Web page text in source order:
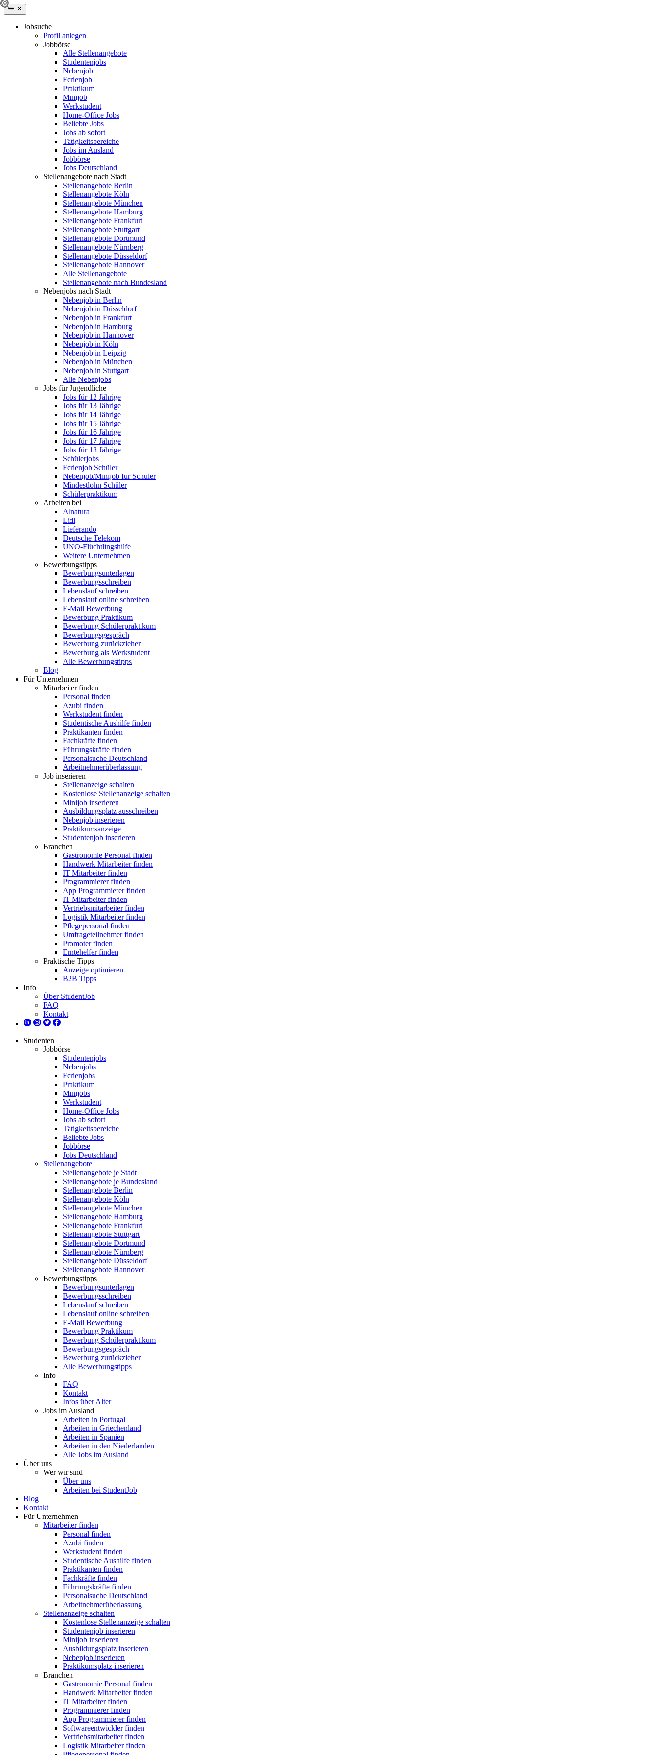
Jobsuche
Profil anlegen
Jobbörse
Alle Stellenangebote
Studentenjobs
Nebenjob
Ferienjob
Praktikum
Minijob
Werkstudent
Home-Office Jobs
Beliebte Jobs
Jobs ab sofort
Tätigkeitsbereiche
Jobs im Ausland
Jobbörse
Jobs Deutschland
Stellenangebote nach Stadt
Stellenangebote Berlin
Stellenangebote Köln
Stellenangebote München
Stellenangebote Hamburg
Stellenangebote Frankfurt
Stellenangebote Stuttgart
Stellenangebote Dortmund
Stellenangebote Nürnberg
Stellenangebote Düsseldorf
Stellenangebote Hannover
Alle Stellenangebote
Stellenangebote nach Bundesland
Nebenjobs nach Stadt
Nebenjob in Berlin
Nebenjob in Düsseldorf
Nebenjob in Frankfurt
Nebenjob in Hamburg
Nebenjob in Hannover
Nebenjob in Köln
Nebenjob in Leipzig
Nebenjob in München
Nebenjob in Stuttgart
Alle Nebenjobs
Jobs für Jugendliche
Jobs für 12 Jährige
Jobs für 13 Jährige
Jobs für 14 Jährige
Jobs für 15 Jährige
Jobs für 16 Jährige
Jobs für 17 Jährige
Jobs für 18 Jährige
Schülerjobs
Ferienjob Schüler
Nebenjob/Minijob für Schüler
Mindestlohn Schüler
Schülerpraktikum
Arbeiten bei
Alnatura
Lidl
Lieferando
Deutsche Telekom
UNO-Flüchtlingshilfe
Weitere Unternehmen
Bewerbungstipps
Bewerbungsunterlagen
Bewerbungsschreiben
Lebenslauf schreiben
Lebenslauf online schreiben
E-Mail Bewerbung
Bewerbung Praktikum
Bewerbung Schülerpraktikum
Bewerbungsgespräch
Bewerbung zurückziehen
Bewerbung als Werkstudent
Alle Bewerbungstipps
Blog
Für Unternehmen
Mitarbeiter finden
Personal finden
Azubi finden
Werkstudent finden
Studentische Aushilfe finden
Praktikanten finden
Fachkräfte finden
Führungskräfte finden
Personalsuche Deutschland
Arbeitnehmerüberlassung
Job inserieren
Stellenanzeige schalten
Kostenlose Stellenanzeige schalten
Minijob inserieren
Ausbildungsplatz ausschreiben
Nebenjob inserieren
Praktikumsanzeige
Studentenjob inserieren
Branchen
Gastronomie Personal finden
Handwerk Mitarbeiter finden
IT Mitarbeiter finden
Programmierer finden
App Programmierer finden
IT Mitarbeiter finden
Vertriebsmitarbeiter finden
Logistik Mitarbeiter finden
Pflegepersonal finden
Umfrageteilnehmer finden
Promoter finden
Erntehelfer finden
Praktische Tipps
Anzeige optimieren
B2B Tipps
Info
Über StudentJob
FAQ
Kontakt
Studenten
Jobbörse
Studentenjobs
Nebenjobs
Ferienjobs
Praktikum
Minijobs
Werkstudent
Home-Office Jobs
Jobs ab sofort
Tätigkeitsbereiche
Beliebte Jobs
Jobbörse
Jobs Deutschland
Stellenangebote
Stellenangebote je Stadt
Stellenangebote je Bundesland
Stellenangebote Berlin
Stellenangebote Köln
Stellenangebote München
Stellenangebote Hamburg
Stellenangebote Frankfurt
Stellenangebote Stuttgart
Stellenangebote Dortmund
Stellenangebote Nürnberg
Stellenangebote Düsseldorf
Stellenangebote Hannover
Bewerbungstipps
Bewerbungsunterlagen
Bewerbungsschreiben
Lebenslauf schreiben
Lebenslauf online schreiben
E-Mail Bewerbung
Bewerbung Praktikum
Bewerbung Schülerpraktikum
Bewerbungsgespräch
Bewerbung zurückziehen
Alle Bewerbungstipps
Info
FAQ
Kontakt
Infos über Alter
Jobs im Ausland
Arbeiten in Portugal
Arbeiten in Griechenland
Arbeiten in Spanien
Arbeiten in den Niederlanden
Alle Jobs im Ausland
Über uns
Wer wir sind
Über uns
Arbeiten bei StudentJob
Blog
Kontakt
Für Unternehmen
Mitarbeiter finden
Personal finden
Azubi finden
Werkstudent finden
Studentische Aushilfe finden
Praktikanten finden
Fachkräfte finden
Führungskräfte finden
Personalsuche Deutschland
Arbeitnehmerüberlassung
Stellenanzeige schalten
Kostenlose Stellenanzeige schalten
Studentenjob inserieren
Minijob inserieren
Ausbildungsplatz inserieren
Nebenjob inserieren
Praktikumsplatz inserieren
Branchen
Gastronomie Personal finden
Handwerk Mitarbeiter finden
IT Mitarbeiter finden
Programmierer finden
App Programmierer finden
Softwareentwickler finden
Vertriebsmitarbeiter finden
Logistik Mitarbeiter finden